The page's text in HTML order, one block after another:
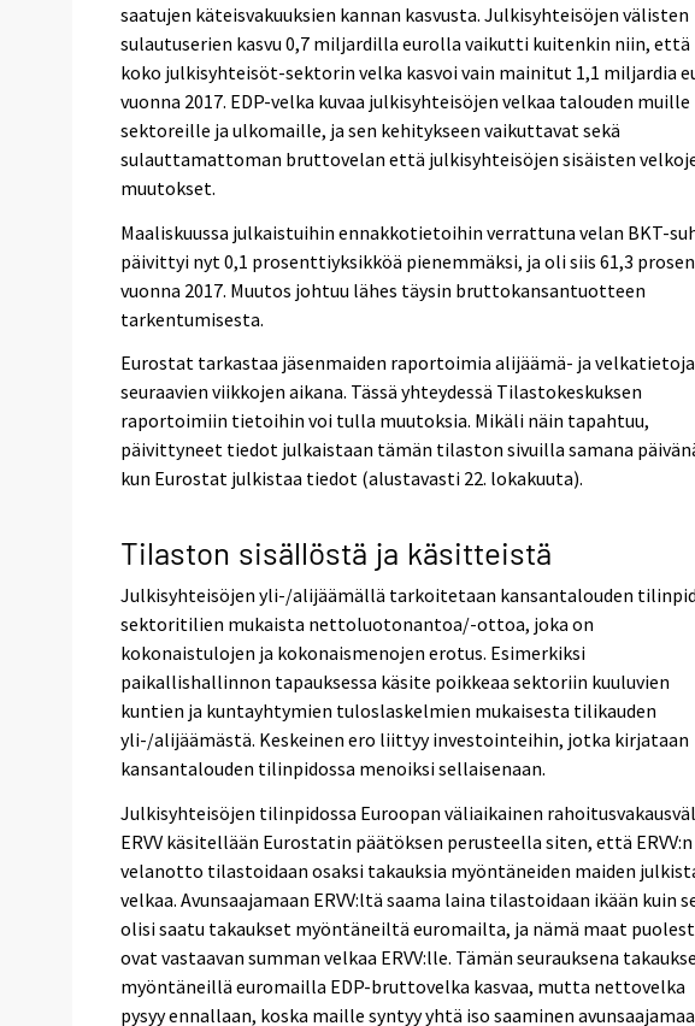
saatujen käteisvakuuksien kannan kasvusta. Julkisyhteisöjen välisten
sulautuserien kasvu 0,7 miljardilla eurolla vaikutti kuitenkin niin, että
koko julkisyhteisöt-sektorin velka kasvoi vain mainitut 1,1 miljardia
vuonna 2017. EDP-velka kuvaa julkisyhteisöjen velkaa talouden muille
sektoreille ja ulkomaille, ja sen kehitykseen vaikuttavat sekä
sulauttamattoman bruttovelan että julkisyhteisöjen sisäisten
muutokset.
Maaliskuussa julkaistuihin ennakkotietoihin verrattuna velan BKT-
päivittyi nyt 0,1 prosenttiyksikköä pienemmäksi, ja oli siis 61,3
vuonna 2017. Muutos johtuu lähes täysin bruttokansantuotteen
tarkentumisesta.
Eurostat tarkastaa jäsenmaiden raportoimia alijäämä- ja velkatietoja
seuraavien viikkojen aikana. Tässä yhteydessä Tilastokeskuksen
raportoimiin tietoihin voi tulla muutoksia. Mikäli näin tapahtuu,
päivittyneet tiedot julkaistaan tämän tilaston sivuilla samana
kun Eurostat julkistaa tiedot (alustavasti 22. lokakuuta).
Tilaston sisällöstä ja käsitteistä
Julkisyhteisöjen yli-/alijäämällä tarkoitetaan kansantalouden
sektoritilien mukaista nettoluotonantoa/-ottoa, joka on
kokonaistulojen ja kokonaismenojen erotus. Esimerkiksi
paikallishallinnon tapauksessa käsite poikkeaa sektoriin kuuluvien
kuntien ja kuntayhtymien tuloslaskelmien mukaisesta tilikauden
yli-/alijäämästä. Keskeinen ero liittyy investointeihin, jotka kirjataan
kansantalouden tilinpidossa menoiksi sellaisenaan.
Julkisyhteisöjen tilinpidossa Euroopan väliaikainen
ERVV käsitellään Eurostatin päätöksen perusteella siten, että ERVV:n
velanotto tilastoidaan osaksi takauksia myöntäneiden maiden
velkaa. Avunsaajamaan ERVV:ltä saama laina tilastoidaan ikään kuin
olisi saatu takaukset myöntäneiltä euromailta, ja nämä maat
ovat vastaavan summan velkaa ERVV:lle. Tämän seurauksena
myöntäneillä euromailla EDP-bruttovelka kasvaa, mutta nettovelka
pysyy ennallaan, koska maille syntyy yhtä iso saaminen